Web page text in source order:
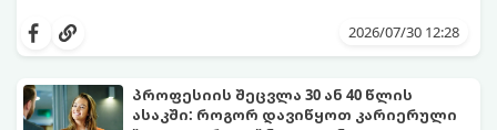
შესაძლებელია შვებულების თითო-ოროლა
დღიანი უქმეები (Mini-Vacations).
ხრიკებს, თუ როგორ „გავწელოთ“
2026/07/30 12:28
პროფესიის შეცვლა 30 ან 40 წლის
ასაკში: როგორ დავიწყოთ კარიერული